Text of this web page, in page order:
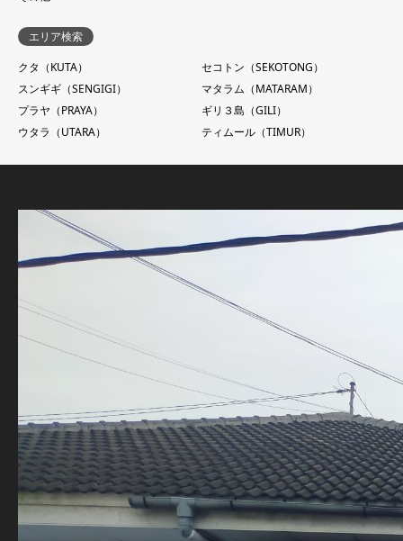
エリア検索
クタ（KUTA）
セコトン（SEKOTONG）
スンギギ（SENGIGI）
マタラム（MATARAM）
プラヤ（PRAYA）
ギリ３島（GILI）
ウタラ（UTARA）
ティムール（TIMUR）